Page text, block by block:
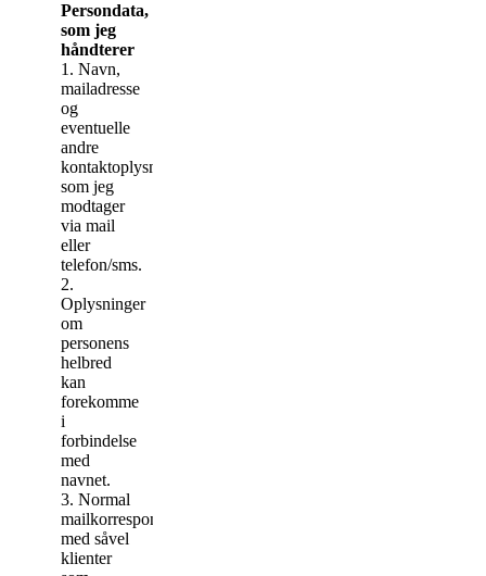
Persondata,
som jeg
håndterer
1. Navn,
mailadresse
og
eventuelle
andre
kontaktoplysninger,
som jeg
modtager
via mail
eller
telefon/sms.
2.
Oplysninger
om
personens
helbred
kan
forekomme
i
forbindelse
med
navnet.
3. Normal
mailkorrespondance
med såvel
klienter